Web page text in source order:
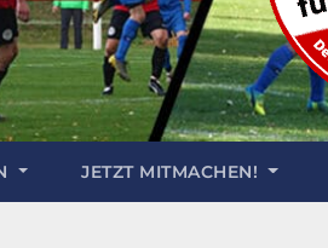
JETZT MITMACHEN!